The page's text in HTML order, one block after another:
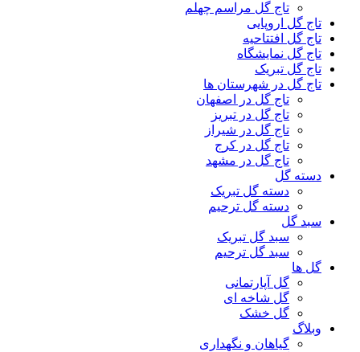
تاج گل مراسم چهلم
تاج گل اروپایی
تاج گل افتتاحیه
تاج گل نمایشگاه
تاج گل تبریک
تاج گل در شهرستان ها
تاج گل در اصفهان
تاج گل در تبریز
تاج گل در شیراز
تاج گل در کرج
تاج گل در مشهد
دسته گل
دسته گل تبریک
دسته گل ترحیم
سبد گل
سبد گل تبریک
سبد گل ترحیم
گل ها
گل آپارتمانی
گل شاخه ای
گل خشک
وبلاگ
گیاهان و نگهداری